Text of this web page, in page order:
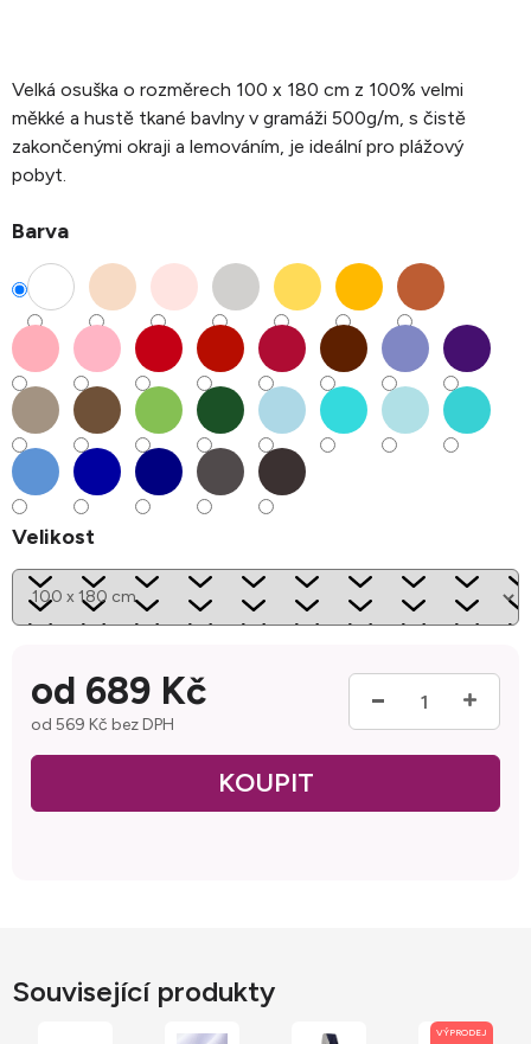
Velká osuška o rozměrech 100 x 180 cm z 100% velmi
měkké a hustě tkané bavlny v gramáži 500g/m, s čistě
zakončenými okraji a lemováním, je ideální pro plážový
pobyt.
Barva
Velikost
od 689 Kč
od 569 Kč bez DPH
Související produkty
VÝPRODEJ